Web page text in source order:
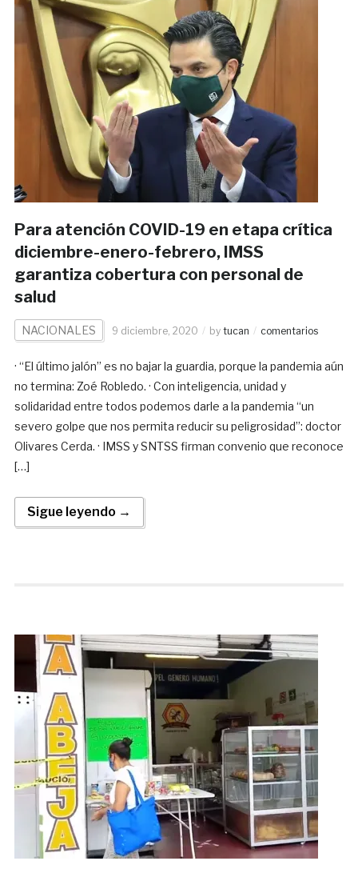
Para atención COVID-19 en etapa crítica
diciembre-enero-febrero, IMSS
garantiza cobertura con personal de
salud
NACIONALES 9 diciembre, 2020 by tucan comentarios
· “El último jalón” es no bajar la guardia, porque la pandemia aún
no termina: Zoé Robledo. · Con inteligencia, unidad y
solidaridad entre todos podemos darle a la pandemia “un
severo golpe que nos permita reducir su peligrosidad”: doctor
Olivares Cerda. · IMSS y SNTSS firman convenio que reconoce
[…]
Sigue leyendo →